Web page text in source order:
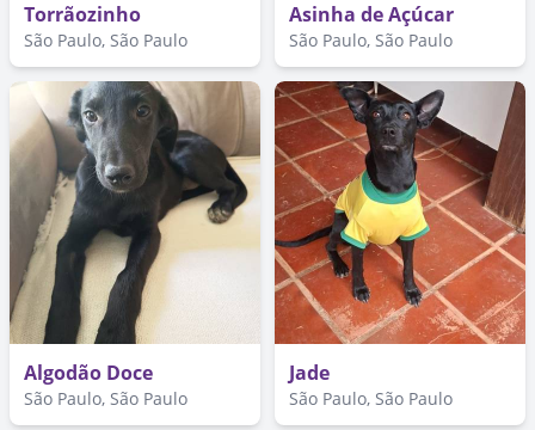
Torrãozinho
São Paulo, São Paulo
Asinha de Açúcar
São Paulo, São Paulo
Algodão Doce
São Paulo, São Paulo
Jade
São Paulo, São Paulo